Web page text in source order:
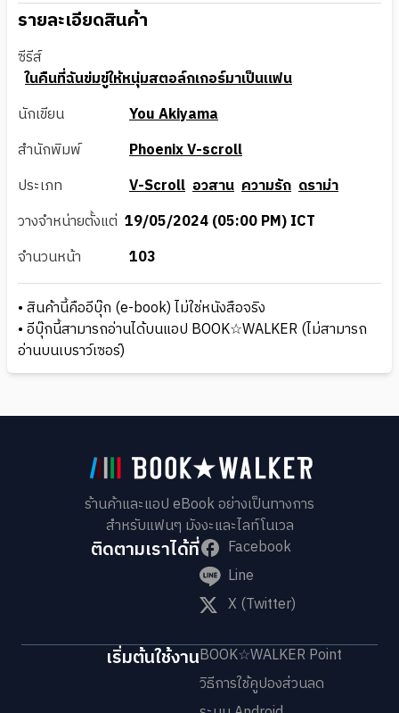
รายละเอียดสินค้า
ซีรีส์
ในคืนที่ฉันข่มขู่ให้หนุ่มสตอล์กเกอร์มาเป็นแฟน
นักเขียน
You Akiyama
สำนักพิมพ์
Phoenix V-scroll
ประเภท
V-Scroll อวสาน ความรัก ดราม่า
วางจำหน่ายตั้งแต่ 19/05/2024 (05:00 PM) ICT
จำนวนหน้า
103
• สินค้านี้คืออีบุ๊ก (e-book) ไม่ใช่หนังสือจริง
• อีบุ๊กนี้สามารถอ่านได้บนแอป BOOK☆WALKER (ไม่สามารถ
อ่านบนเบราว์เซอร์)
ร้านค้าและแอป eBook อย่างเป็นทางการ
สำหรับแฟนๆ มังงะและไลท์โนเวล
ติดตามเราได้ที่
Facebook
Line
X (Twitter)
เริ่มต้นใช้งานBOOK☆WALKER Point
วิธีการใช้คูปองส่วนลด